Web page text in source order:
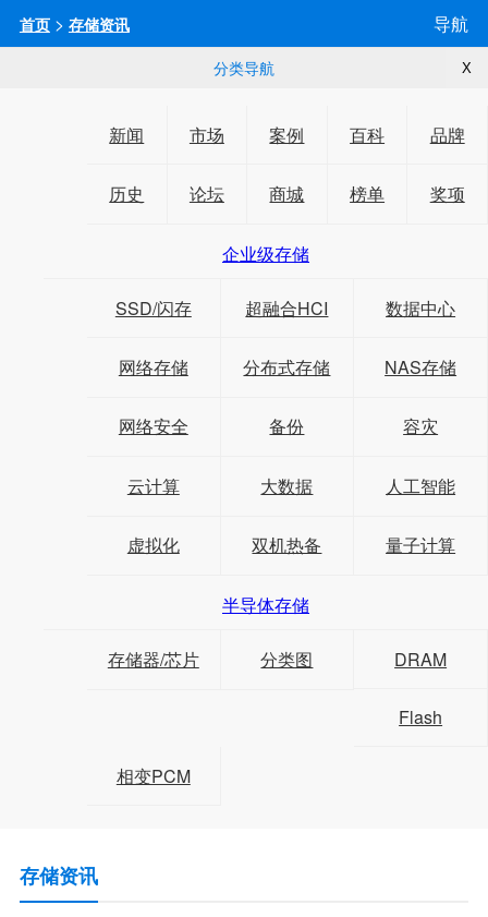
首页> 存储资讯 导航
分类导航 X
新闻 市场 案例 百科 品牌
历史 论坛 商城 榜单 奖项
企业级存储
SSD/闪存 超融合HCI 数据中心
网络存储 分布式存储 NAS存储
网络安全 备份 容灾
云计算 大数据 人工智能
虚拟化 双机热备 量子计算
半导体存储
存储器/芯片 分类图 DRAM
Flash
相变PCM
存储资讯